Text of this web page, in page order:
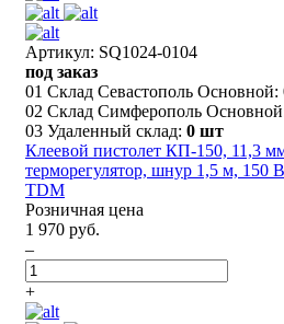
Артикул: SQ1024-0104
под заказ
01 Склад Севастополь Основной:
02 Склад Симферополь
03 Удаленный склад: 0 шт
Клеевой пистолет КП-150, 11,3
терморегулятор, шнур 1,5 м, 150
TDM
Розничная цена
1 970 руб.
–
+